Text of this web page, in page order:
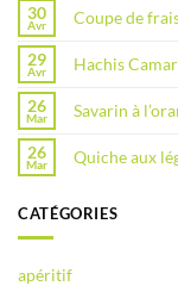
30
Avr Coupe de
29
Avr Hachis
26
Mar Savarin à
26
Mar Quiche aux
CATÉGORIES
apéritif